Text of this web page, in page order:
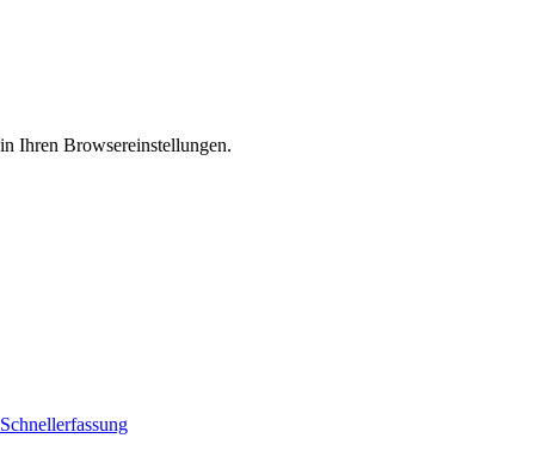
Ihren Browsereinstellungen.
Schnellerfassung